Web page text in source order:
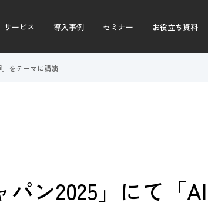
サービス 導入事例 セミナー お役立ち資料
」をテーマに講演
パン2025」にて「